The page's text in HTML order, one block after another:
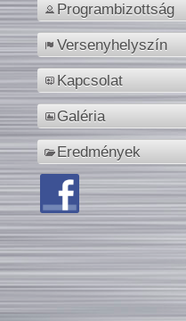
Programbizottság
Versenyhelyszín
Kapcsolat
Galéria
Eredmények